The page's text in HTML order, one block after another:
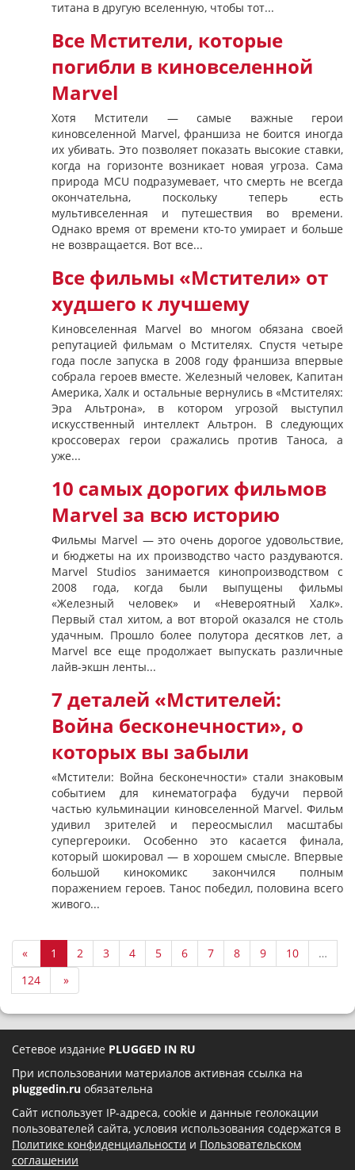
титана в другую вселенную, чтобы тот...
Все Мстители, которые
погибли в киновселенной
Marvel
Хотя Мстители — самые важные герои
киновселенной Marvel, франшиза не боится иногда
их убивать. Это позволяет показать высокие ставки,
когда на горизонте возникает новая угроза. Сама
природа MCU подразумевает, что смерть не всегда
окончательна, поскольку теперь есть
мультивселенная и путешествия во времени.
Однако время от времени кто-то умирает и больше
не возвращается. Вот все...
Все фильмы «Мстители» от
худшего к лучшему
Киновселенная Marvel во многом обязана своей
репутацией фильмам о Мстителях. Спустя четыре
года после запуска в 2008 году франшиза впервые
собрала героев вместе. Железный человек, Капитан
Америка, Халк и остальные вернулись в «Мстителях:
Эра Альтрона», в котором угрозой выступил
искусственный интеллект Альтрон. В следующих
кроссоверах герои сражались против Таноса, а
уже...
10 самых дорогих фильмов
Marvel за всю историю
Фильмы Marvel — это очень дорогое удовольствие,
и бюджеты на их производство часто раздуваются.
Marvel Studios занимается кинопроизводством с
2008 года, когда были выпущены фильмы
«Железный человек» и «Невероятный Халк».
Первый стал хитом, а вот второй оказался не столь
удачным. Прошло более полутора десятков лет, а
Marvel все еще продолжает выпускать различные
лайв-экшн ленты...
7 деталей «Мстителей:
Война бесконечности», о
которых вы забыли
«Мстители: Война бесконечности» стали знаковым
событием для кинематографа будучи первой
частью кульминации киновселенной Marvel. Фильм
удивил зрителей и переосмыслил масштабы
супергероики. Особенно это касается финала,
который шокировал — в хорошем смысле. Впервые
большой кинокомикс закончился полным
поражением героев. Танос победил, половина всего
живого...
« 1 2 3 4 5 6 7 8 9 10
…
124
»
Сетевое издание PLUGGED IN RU
При использовании материалов активная ссылка на
pluggedin.ru обязательна
Сайт использует IP-адреса, cookie и данные геолокации
пользователей сайта, условия использования содержатся в
Политике конфиденциальности и Пользовательском
соглашении